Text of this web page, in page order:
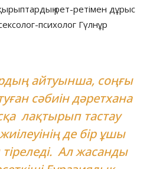
рет-ретімен дұрыс
сексолог-психолог Гүлнұр
айтуынша, соңғы
сәбиін дәретхана
лақтырып тастау
де бір ұшы
Ал жасанды